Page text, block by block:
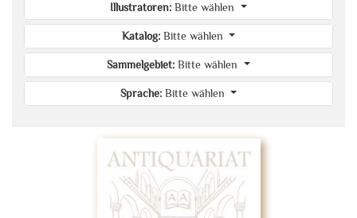
Illustratoren: Bitte wählen
Katalog: Bitte wählen
Sammelgebiet: Bitte wählen
Sprache: Bitte wählen